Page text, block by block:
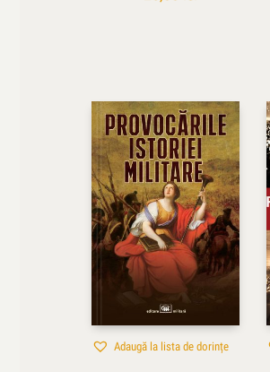
Adaugă la lista de dorințe